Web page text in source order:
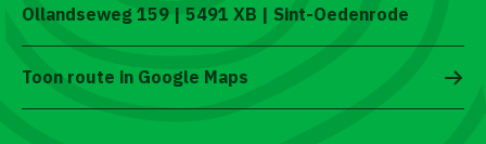
Ollandseweg 159 | 5491 XB | Sint-Oedenrode
Toon route in Google Maps